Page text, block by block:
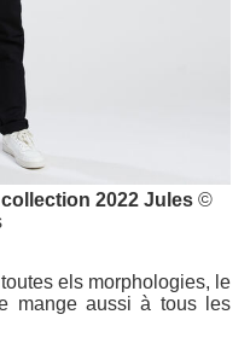
2022 Jules ©
els morphologies, le
mange aussi à tous les